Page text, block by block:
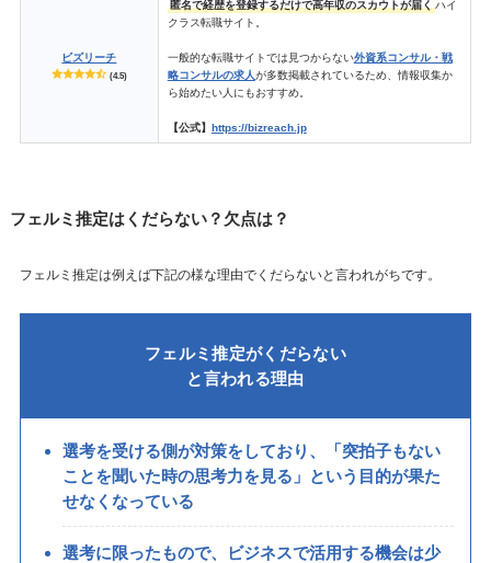
ビズリーチ
(4.5)
匿名で経歴を登録するだけで高年収のスカウトが届くハイ
クラス転職サイト。
一般的な転職サイトでは見つからない外資系コンサル・戦
略コンサルの求人が多数掲載されているため、情報収集か
ら始めたい人にもおすすめ。
【公式】 https://bizreach.jp
フェルミ推定はくだらない？欠点は？
フェルミ推定は例えば下記の様な理由でくだらないと言われがちです。
フェルミ推定がくだらない
と言われる理由
選考を受ける側が対策をしており、「突拍子もない
ことを聞いた時の思考力を見る」という目的が果た
せなくなっている
選考に限ったもので、ビジネスで活用する機会は少